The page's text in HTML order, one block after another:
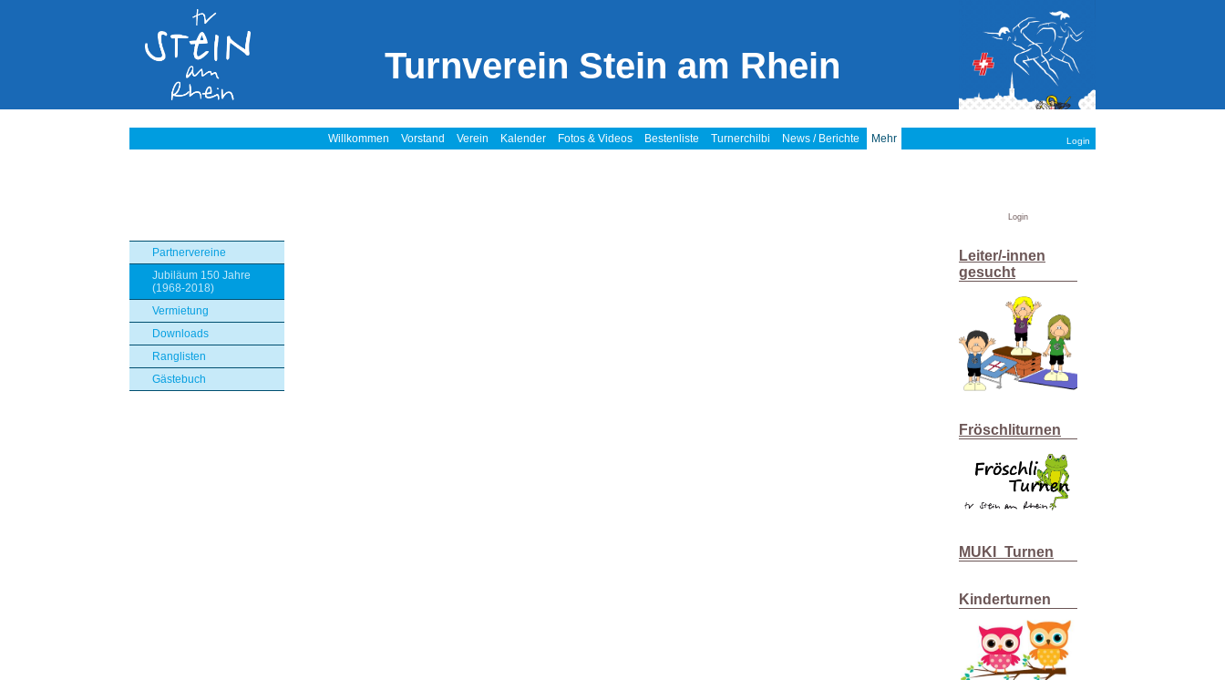
Turnverein Stein am Rhein
Willkommen Vorstand Verein Kalender Fotos & Videos Bestenliste Turnerchilbi News / Berichte Mehr Login
Partnervereine
Jubiläum 150 Jahre
(1968-2018)
Vermietung
Downloads
Ranglisten
Gästebuch
Login
Leiter/-innen
gesucht
Fröschliturnen
MUKI_Turnen
Kinderturnen